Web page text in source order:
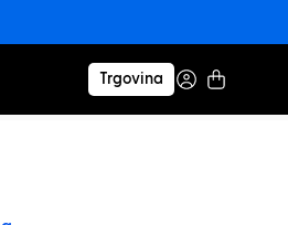
Trgovina